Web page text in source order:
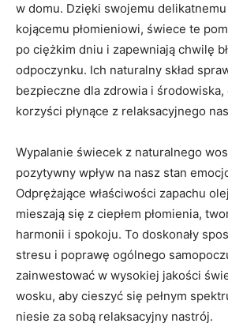
w domu. Dzięki ⁢swojemu
⁤kojącemu płomieniowi, ‌świece te
po ciężkim⁣ dniu i⁢ zapewniają chwilę
odpoczynku.‌ Ich naturalny skład
bezpieczne dla‌ zdrowia i
korzyści płynące z relaksacyjnego
Wypalanie⁣ świecek ⁣z naturalnego
pozytywny wpływ na nasz​ stan
⁢Odprężające właściwości zapachu
mieszają się z​ ciepłem płomienia,
harmonii i spokoju.⁢ To doskonały
stresu i poprawę ogólnego
zainwestować w wysokiej jakości
wosku, aby cieszyć się ‌pełnym
niesie ​za sobą relaksacyjny nastrój.